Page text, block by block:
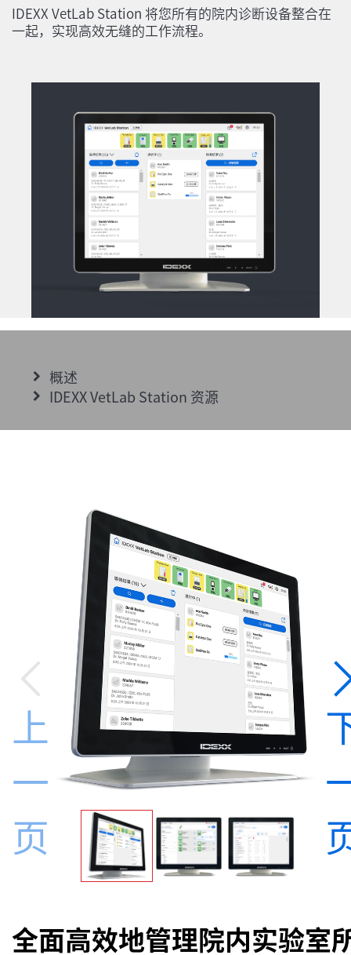
IDEXX VetLab Station 将您所有的院内诊断设备整合在
一起，实现高效无缝的工作流程。
概述
IDEXX VetLab Station 资源
上
一
页
全面高效地管理院内实验室